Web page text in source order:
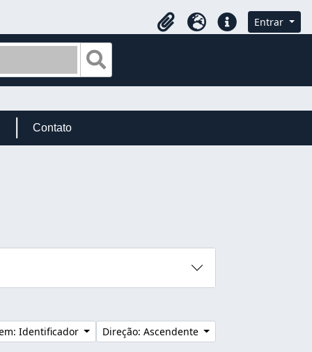
Área de transferência
IdiomaLigações rápidas
Entrar
Contato
Identificador
Direção: Ascendente